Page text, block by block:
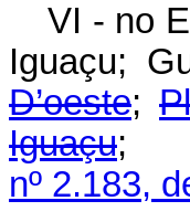
VI - no
Iguaçu;
D’oeste;
Iguaçu
nº 2.183,